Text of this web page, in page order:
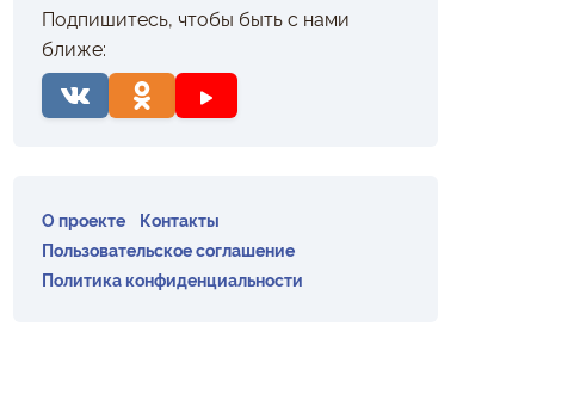
Подпишитесь, чтобы быть с нами
ближе:
О проекте
Контакты
Пользовательское соглашение
Политика конфиденциальности